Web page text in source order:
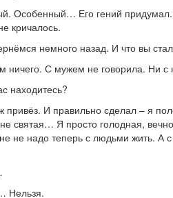
Особенный… Его гений
кричалось.
немного назад. И что вы
ничего. С мужем не говорила. Ни с
находитесь?
И правильно сделал – я
святая… Я просто голодная,
не надо теперь с людьми жить. А
Нельзя.